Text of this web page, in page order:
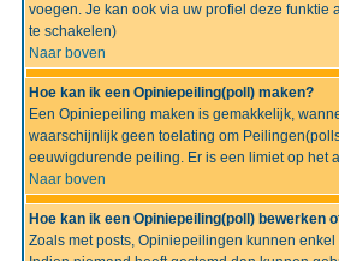
voegen. Je kan ook via uw profiel deze funktie
te schakelen)
Naar boven
Hoe kan ik een Opiniepeiling(poll) maken?
Een Opiniepeiling maken is gemakkelijk,
waarschijnlijk geen toelating om
eeuwigdurende peiling. Er is een limiet op het
Naar boven
Hoe kan ik een Opiniepeiling(poll) bewerken
Zoals met posts, Opiniepeilingen kunnen